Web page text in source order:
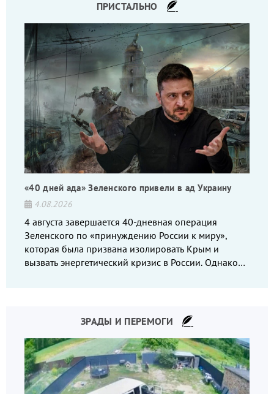
ПРИСТАЛЬНО
«40 дней ада» Зеленского привели в ад Украину
4.08.2026
4 августа завершается 40-дневная операция
Зеленского по «принуждению России к миру»,
которая была призвана изолировать Крым и
вызвать энергетический кризис в России. Однако
ЗРАДЫ И ПЕРЕМОГИ